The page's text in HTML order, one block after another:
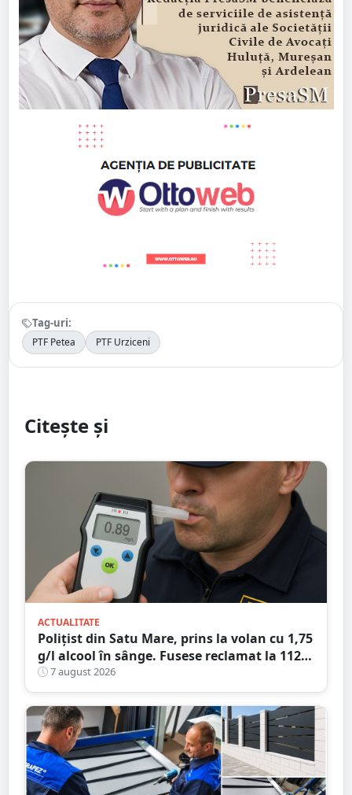
Tag-uri:
PTF Petea PTF Urziceni
Citește și
ACTUALITATE
Polițist din Satu Mare, prins la volan cu 1,75
g/l alcool în sânge. Fusese reclamat la 112
că circula pe contrasens
7 august 2026